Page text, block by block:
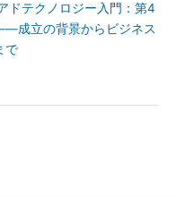
ドテクノロジー入門：第4
成立の背景からビジネス
で